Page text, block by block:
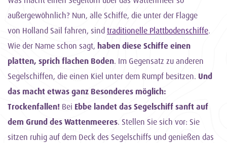
außergewöhnlich? Nun, alle Schiffe, die unter der Flagge
von Holland Sail fahren, sind traditionelle Plattbodenschiffe.
Wie der Name schon sagt, haben diese Schiffe einen
platten, sprich flachen Boden. Im Gegensatz zu anderen
Segelschiffen, die einen Kiel unter dem Rumpf besitzen. Und
das macht etwas ganz Besonderes möglich:
Trockenfallen! Bei Ebbe landet das Segelschiff sanft auf
dem Grund des Wattenmeeres. Stellen Sie sich vor: Sie
sitzen ruhig auf dem Deck des Segelschiffs und genießen das